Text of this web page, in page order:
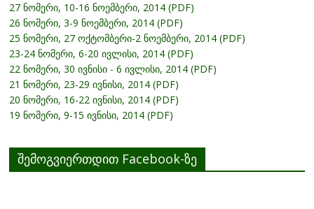
27 ნომერი, 10-16 ნოემბერი, 2014 (PDF)
26 ნომერი, 3-9 ნოემბერი, 2014 (PDF)
25 ნომერი, 27 ოქტომბერი-2 ნოემბერი, 2014 (PDF)
23-24 ნომერი, 6-20 ივლისი, 2014 (PDF)
22 ნომერი, 30 ივნისი - 6 ივლისი, 2014 (PDF)
21 ნომერი, 23-29 ივნისი, 2014 (PDF)
20 ნომერი, 16-22 ივნისი, 2014 (PDF)
19 ნომერი, 9-15 ივნისი, 2014 (PDF)
შემოგვიერთდით Facebook-ზე